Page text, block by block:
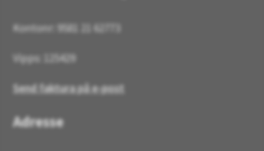
Kontonr: 9581 21 62773
Vipps: 125429
Send faktura på e-post
Adresse